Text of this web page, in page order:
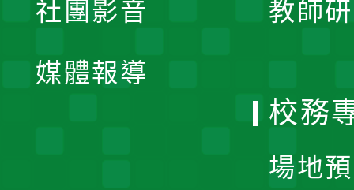
教師
社團影音
媒體報導
校務
場地